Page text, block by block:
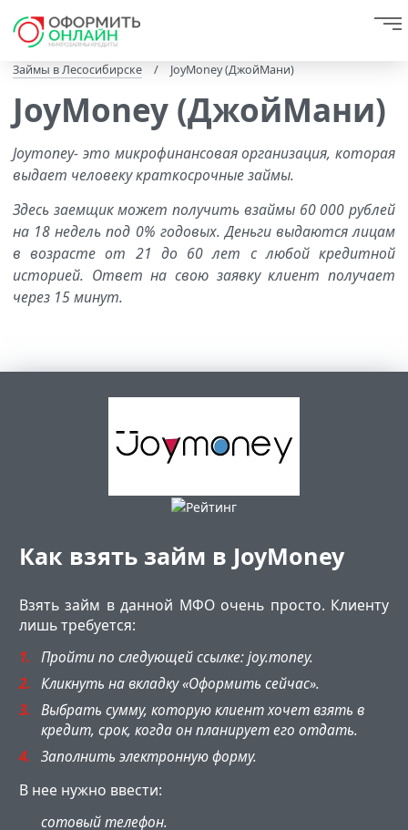
Займы в Лесосибирске / JoyMoney (ДжойМани)
JoyMoney (ДжойМани)
Joymoney- это микрофинансовая организация, которая
выдает человеку краткосрочные займы.
Здесь заемщик может получить взаймы 60 000 рублей
на 18 недель под 0% годовых. Деньги выдаются лицам
в возрасте от 21 до 60 лет с любой кредитной
историей. Ответ на свою заявку клиент получает
через 15 минут.
Как взять займ в JoyMoney
Взять займ в данной МФО очень просто. Клиенту
лишь требуется:
Пройти по следующей ссылке: joy.money.
Кликнуть на вкладку «Оформить сейчас».
Выбрать сумму, которую клиент хочет взять в
кредит, срок, когда он планирует его отдать.
Заполнить электронную форму.
В нее нужно ввести:
сотовый телефон.